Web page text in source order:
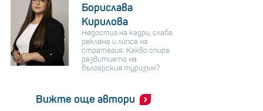
Борислава
Кирилова
Недостиг на кадри, слаба
реклама и липса на
стратегия: Какво спира
развитието на
българския туризъм?
Вижте още автори